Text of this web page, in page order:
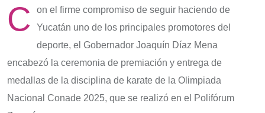
C
on el firme compromiso de seguir haciendo de
Yucatán uno de los principales promotores del
deporte, el Gobernador Joaquín Díaz Mena
encabezó la ceremonia de premiación y entrega de
medallas de la disciplina de karate de la Olimpiada
Nacional Conade 2025, que se realizó en el Polifórum